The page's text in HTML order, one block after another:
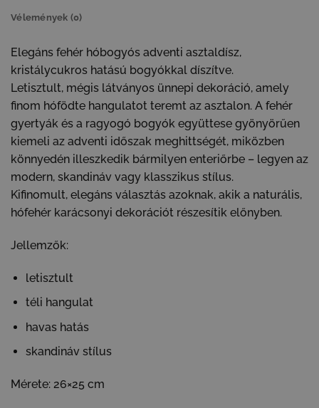
Vélemények (0)
Elegáns fehér hóbogyós adventi asztaldísz,
kristálycukros hatású bogyókkal díszítve.
Letisztult, mégis látványos ünnepi dekoráció, amely
finom hófödte hangulatot teremt az asztalon. A fehér
gyertyák és a ragyogó bogyók együttese gyönyörűen
kiemeli az adventi időszak meghittségét, miközben
könnyedén illeszkedik bármilyen enteriőrbe – legyen az
modern, skandináv vagy klasszikus stílus.
Kifinomult, elegáns választás azoknak, akik a naturális,
hófehér karácsonyi dekorációt részesítik előnyben.
Jellemzők:
letisztult
téli hangulat
havas hatás
skandináv stílus
Mérete: 26×25 cm